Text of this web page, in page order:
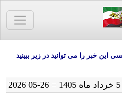
این خبر را می توانید در زیر ببینید